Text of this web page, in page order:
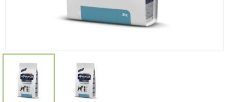
Pavadinimas*
El. paštas